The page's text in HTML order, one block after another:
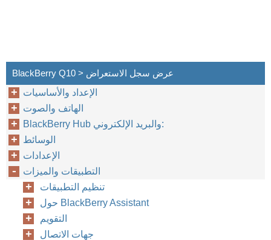
BlackBerry Q10 > عرض سجل الاستعراض
الإعداد والأساسيات
الهاتف والصوت
BlackBerry Hub والبريد الإلكتروني:
الوسائط
الإعدادات
التطبيقات والميزات
تنظيم التطبيقات
حول BlackBerry Assistant
التقويم
جهات الاتصال